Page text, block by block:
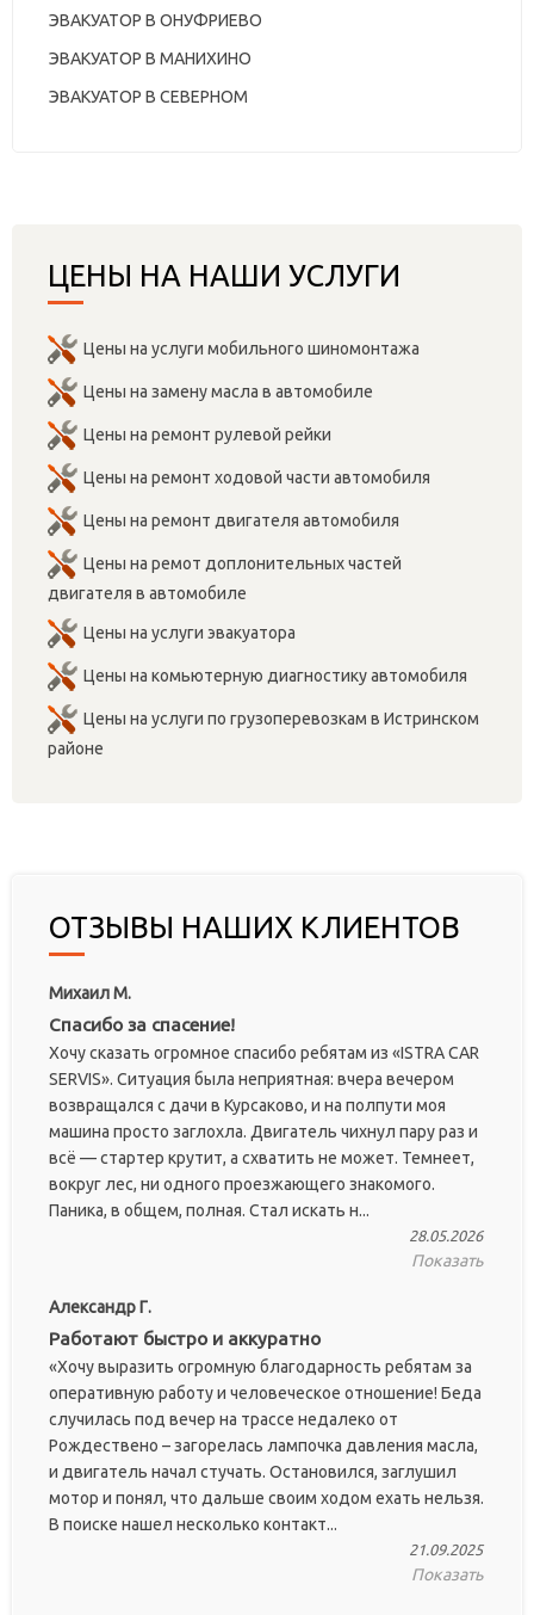
ЭВАКУАТОР В ОНУФРИЕВО
ЭВАКУАТОР В МАНИХИНО
ЭВАКУАТОР В СЕВЕРНОМ
ЦЕНЫ НА НАШИ УСЛУГИ
Цены на услуги мобильного шиномонтажа
Цены на замену масла в автомобиле
Цены на ремонт рулевой рейки
Цены на ремонт ходовой части автомобиля
Цены на ремонт двигателя автомобиля
Цены на ремот доплонительных частей
двигателя в автомобиле
Цены на услуги эвакуатора
Цены на комьютерную диагностику автомобиля
Цены на услуги по грузоперевозкам в Истринском
районе
ОТЗЫВЫ НАШИХ КЛИЕНТОВ
Михаил М.
Спасибо за спасение!
Хочу сказать огромное спасибо ребятам из «ISTRA CAR
SERVIS». Ситуация была неприятная: вчера вечером
возвращался с дачи в Курсаково, и на полпути моя
машина просто заглохла. Двигатель чихнул пару раз и
всё — стартер крутит, а схватить не может. Темнеет,
вокруг лес, ни одного проезжающего знакомого.
Паника, в общем, полная. Стал искать н...
28.05.2026
Показать
Александр Г.
Работают быстро и аккуратно
«Хочу выразить огромную благодарность ребятам за
оперативную работу и человеческое отношение! Беда
случилась под вечер на трассе недалеко от
Рождествено – загорелась лампочка давления масла,
и двигатель начал стучать. Остановился, заглушил
мотор и понял, что дальше своим ходом ехать нельзя.
В поиске нашел несколько контакт...
21.09.2025
Показать